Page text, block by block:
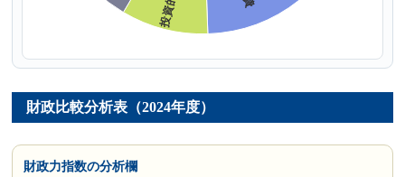
財政比較分析表（2024年度）
財政力指数の分析欄